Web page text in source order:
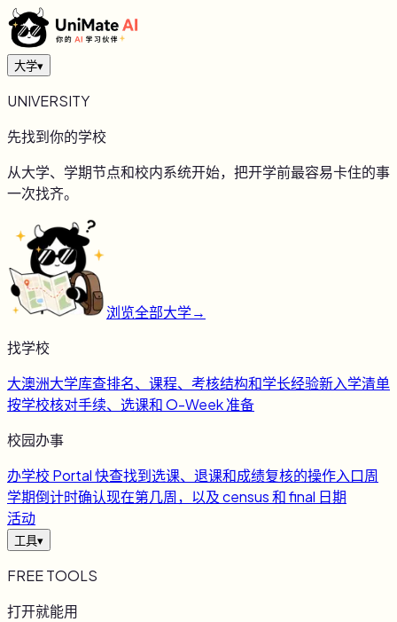
大学▾
UNIVERSITY
先找到你的学校
从大学、学期节点和校内系统开始，把开学前最容易卡住的事
一次找齐。
浏览全部大学→
找学校
大澳洲大学库查排名、课程、考核结构和学长经验新入学清单
按学校核对手续、选课和 O-Week 准备
校园办事
办学校 Portal 快查找到选课、退课和成绩复核的操作入口周
学期倒计时确认现在第几周，以及 census 和 final 日期
活动
工具▾
FREE TOOLS
打开就能用